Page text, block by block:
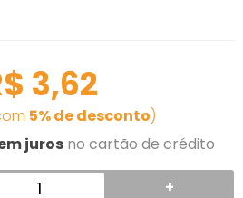
3,62
5% de desconto)
juros no cartão de crédito
+